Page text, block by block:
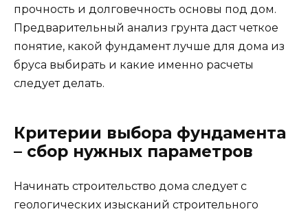
прочность и долговечность основы под дом.
Предварительный анализ грунта даст четкое
понятие, какой фундамент лучше для дома из
бруса выбирать и какие именно расчеты
следует делать.
Критерии выбора фундамента
– сбор нужных параметров
Начинать строительство дома следует с
геологических изысканий строительного